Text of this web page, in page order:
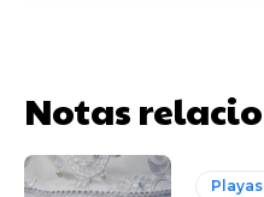
Notas